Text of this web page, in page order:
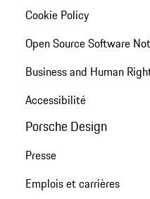
Cookie Policy
Open Source Software
Business and Human
Accessibilité
Porsche Design
Presse
Emplois et carrières